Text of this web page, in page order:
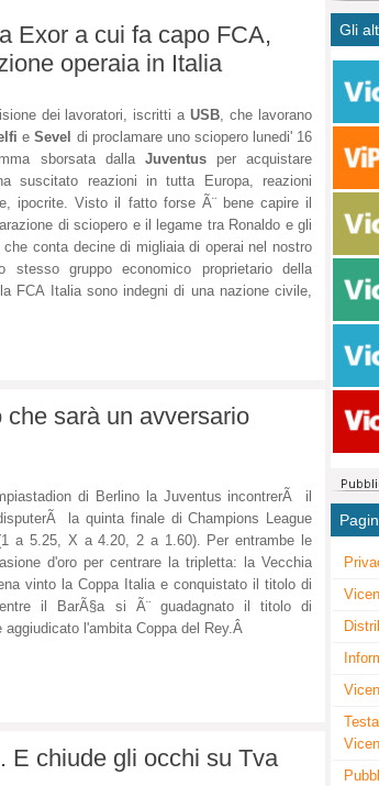
Exor a cui fa capo FCA,
operaia in Italia
dei lavoratori, iscritti aUSB, che lavorano
eSevel di proclamare uno sciopero lunedi' 16
sborsata dalla Juventusper acquistare
suscitato reazioni in tutta Europa, reazioni
ipocrite. Visto il fatto forse Ã¨ bene capire il
di sciopero e il legame tra Ronaldo e gli
che conta decine di migliaia di operai nel nostro
stesso gruppo economico proprietario della
FCA Italia sono indegni di una nazione civile,
sarà un avversario
di Berlino la Juventus incontrerÃ il
la quinta finale di Champions League
a 5.25, X a 4.20, 2 a 1.60). Per entrambe le
d'oro per centrare la tripletta: la Vecchia
vinto la Coppa Italia e conquistato il titolo di
il BarÃ§a si Ã¨ guadagnato il titolo di
aggiudicato l'ambita Coppa del Rey.Â
E chiude gli occhi su Tva
pace
fatto
dei
Gli